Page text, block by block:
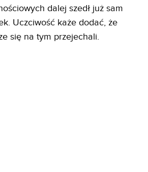
dalej szedł już sam
Uczciwość każe dodać, że
się na tym przejechali.